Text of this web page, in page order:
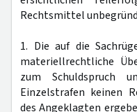
Rechtsmittel
1. Die auf die
materiellrechtliche
zum Schuldspruch
Einzelstrafen keinen
des Angeklagten